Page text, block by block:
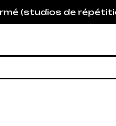
répétition